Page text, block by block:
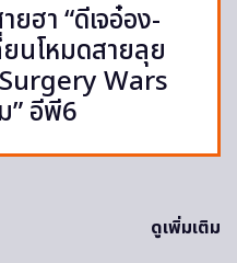
ยฮา “ดีเจอ๋อง-
นโหมดสายลุย
Wars
” อีพี6
ดูเพิ่มเติม